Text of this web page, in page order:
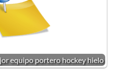
equipo portero hockey hielo